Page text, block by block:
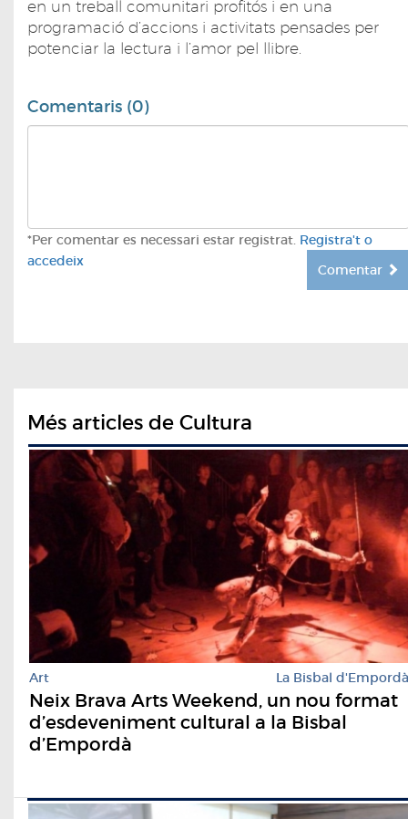
en un treball comunitari profitós i en una
programació d’accions i activitats pensades per
potenciar la lectura i l’amor pel llibre.
Comentaris (0)
*Per comentar es necessari estar registrat. Registra't o
accedeix
Comentar
Més articles de Cultura
Art La Bisbal d'Empordà
Neix Brava Arts Weekend, un nou format
d’esdeveniment cultural a la Bisbal
d’Empordà